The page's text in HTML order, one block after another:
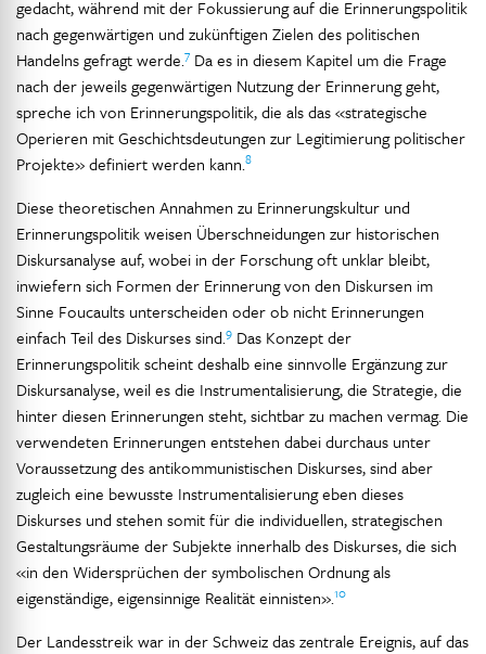
gedacht, während mit der Fokussierung auf die Erinnerungspolitik
nach gegenwärtigen und zukünftigen Zielen des politischen
Handelns gefragt werde.7 Da es in diesem Kapitel um die Frage
nach der jeweils gegenwärtigen Nutzung der Erinnerung geht,
spreche ich von Erinnerungspolitik, die als das «strategische
Operieren mit Geschichtsdeutungen zur Legitimierung politischer
Projekte» definiert werden kann.8
Diese theoretischen Annahmen zu Erinnerungskultur und
Erinnerungspolitik weisen Überschneidungen zur historischen
Diskursanalyse auf, wobei in der Forschung oft unklar bleibt,
inwiefern sich Formen der Erinnerung von den Diskursen im
Sinne Foucaults unterscheiden oder ob nicht Erinnerungen
einfach Teil des Diskurses sind.9 Das Konzept der
Erinnerungspolitik scheint deshalb eine sinnvolle Ergänzung zur
Diskursanalyse, weil es die Instrumentalisierung, die Strategie, die
hinter diesen Erinnerungen steht, sichtbar zu machen vermag. Die
verwendeten Erinnerungen entstehen dabei durchaus unter
Voraussetzung des antikommunistischen Diskurses, sind aber
zugleich eine bewusste Instrumentalisierung eben dieses
Diskurses und stehen somit für die individuellen, strategischen
Gestaltungsräume der Subjekte innerhalb des Diskurses, die sich
«in den Widersprüchen der symbolischen Ordnung als
eigenständige, eigensinnige Realität einnisten».10
Der Landesstreik war in der Schweiz das zentrale Ereignis, auf das